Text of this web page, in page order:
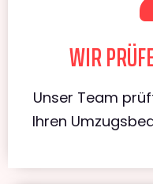
WIR
Unser Team
Ihren